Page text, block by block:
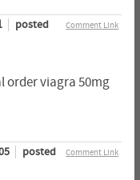
Comment Link
posted
order viagra 50mg
Comment Link
posted